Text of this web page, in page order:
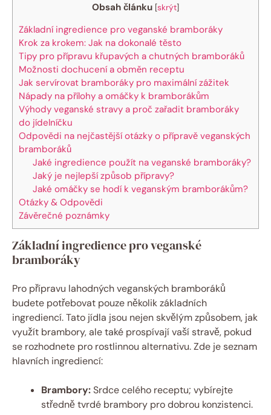
Obsah článku [skrýt]
Základní ingredience pro veganské bramboráky
Krok za krokem: Jak na dokonalé těsto
Tipy pro přípravu křupavých a chutných bramboráků
Možnosti dochucení a obměn receptu
Jak servírovat bramboráky pro maximální zážitek
Nápady na přílohy a omáčky k bramborákům
Výhody veganské stravy a proč zařadit bramboráky
do jídelníčku
Odpovědi na nejčastější otázky o přípravě veganských
bramboráků
Jaké ingredience použít na veganské bramboráky?
Jaký je nejlepší způsob přípravy?
Jaké omáčky se hodí k veganským bramborákům?
Otázky & Odpovědi
Závěrečné poznámky
Základní ingredience pro veganské
bramboráky
Pro přípravu lahodných veganských bramboráků
budete potřebovat pouze několik základních
ingrediencí. Tato jídla jsou nejen skvělým způsobem, jak
využít brambory, ale také prospívají vaší stravě, pokud
se rozhodnete pro rostlinnou alternativu. Zde je seznam
hlavních ingrediencí:
Brambory:Srdce celého receptu; vybírejte
středně tvrdé brambory pro dobrou konzistenci.